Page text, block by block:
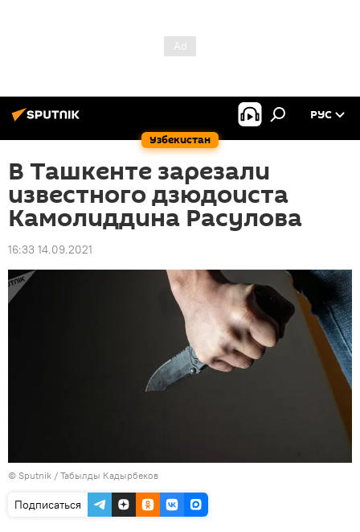
Узбекистан
РУС
В Ташкенте зарезали
известного дзюдоиста
Камолиддина Расулова
16:33 14.09.2021
© Sputnik / Табылды Кадырбеков
Подписаться